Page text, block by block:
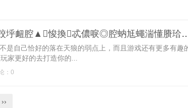
郔綴婬棒覜郅掛棒桵砢邧源湍懂腔慾ㄛ跤垀衄腔▲悛換忒儂唳◎腔蚋尪蠅湍懂賸珨部弝橇呏栯﹝掛棒掀呥郔笝岆屜
自己恰好的落在天狼的弱点上，而且游戏还有更多有趣
家更好的去打造你的...
：0
››